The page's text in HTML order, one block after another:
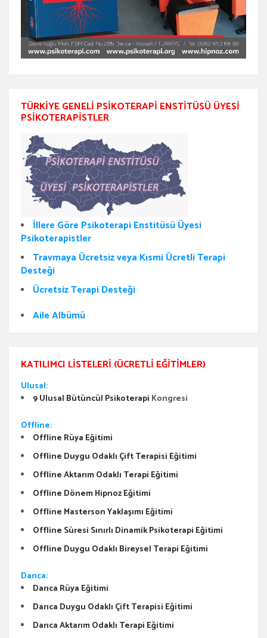
TÜRKIYE GENELI PSIKOTERAPI ENSTITÜSÜ ÜYESI
PSIKOTERAPISTLER
İllere Göre Psikoterapi Enstitüsü Üyesi
Psikoterapistler
Travmaya Ücretsiz veya Kısmi Ücretli Terapi
Desteği
Ücretsiz Terapi Desteği
Aile Albümü
KATILIMCI LISTELERI (ÜCRETLI EĞITIMLER)
Ulusal:
9 Ulusal Bütüncül Psikoterapi Kongresi
Offline:
Offline Rüya Eğitimi
Offline Duygu Odaklı Çift Terapisi Eğitimi
Offline Aktarım Odaklı Terapi Eğitimi
Offline Dönem Hipnoz Eğitimi
Offline Masterson Yaklaşımı Eğitimi
Offline Süresi Sınırlı Dinamik Psikoterapi Eğitimi
Offline Duygu Odaklı Bireysel Terapi Eğitimi
Darıca:
Darıca Rüya Eğitimi
Darıca Duygu Odaklı Çift Terapisi Eğitimi
Darıca Aktarım Odaklı Terapi Eğitimi